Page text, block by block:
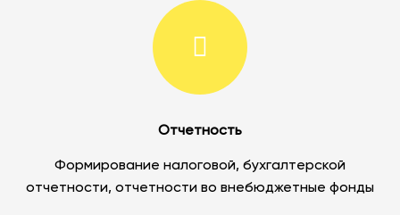
Отчетность
Формирование налоговой, бухгалтерской
отчетности, отчетности во внебюджетные фонды